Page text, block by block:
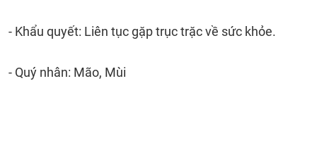
- Khẩu quyết: Liên tục gặp trục trặc về sức khỏe.
- Quý nhân: Mão, Mùi